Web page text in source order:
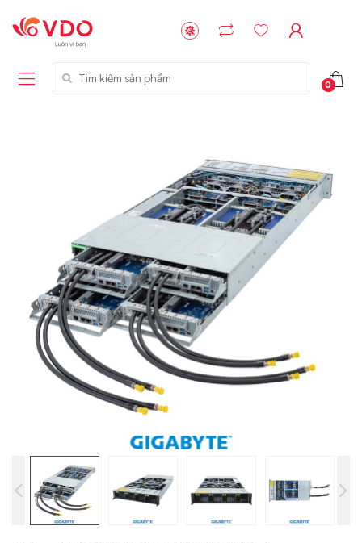
Tìm kiếm sản phẩm
0
Liên hệ
GIGABYTE
G593-ZD1 (rev.
AAX1)